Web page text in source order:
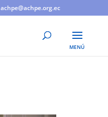
achpe@achpe.org.ec